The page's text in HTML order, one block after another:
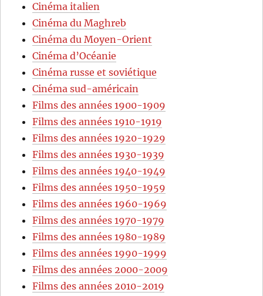
Cinéma italien
Cinéma du Maghreb
Cinéma du Moyen-Orient
Cinéma d’Océanie
Cinéma russe et soviétique
Cinéma sud-américain
Films des années 1900-1909
Films des années 1910-1919
Films des années 1920-1929
Films des années 1930-1939
Films des années 1940-1949
Films des années 1950-1959
Films des années 1960-1969
Films des années 1970-1979
Films des années 1980-1989
Films des années 1990-1999
Films des années 2000-2009
Films des années 2010-2019